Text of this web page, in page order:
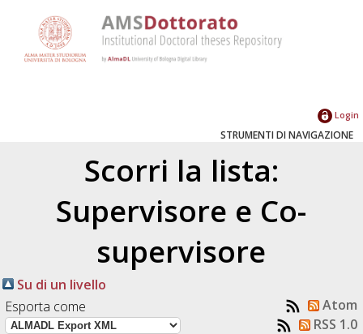
Login
STRUMENTI DI NAVIGAZIONE
Scorri la lista:
Supervisore e Co-
supervisore
Su di un livello
Esporta come
Atom
RSS 1.0